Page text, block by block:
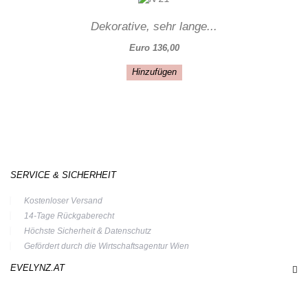
Dekorative, sehr lange...
Euro 136,00
Hinzufügen
SERVICE & SICHERHEIT
Kostenloser Versand
14-Tage Rückgaberecht
Höchste Sicherheit & Datenschutz
Gefördert durch die Wirtschaftsagentur Wien
EVELYNZ.AT